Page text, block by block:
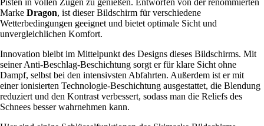
Pisten in vollen Zügen zu genießen. Entworfen von der renommierten
Marke Dragon, ist dieser Bildschirm für verschiedene
Wetterbedingungen geeignet und bietet optimale Sicht und
unvergleichlichen Komfort.
Innovation bleibt im Mittelpunkt des Designs dieses Bildschirms. Mit
seiner Anti-Beschlag-Beschichtung sorgt er für klare Sicht ohne
Dampf, selbst bei den intensivsten Abfahrten. Außerdem ist er mit
einer ionisierten Technologie-Beschichtung ausgestattet, die Blendung
reduziert und den Kontrast verbessert, sodass man die Reliefs des
Schnees besser wahrnehmen kann.